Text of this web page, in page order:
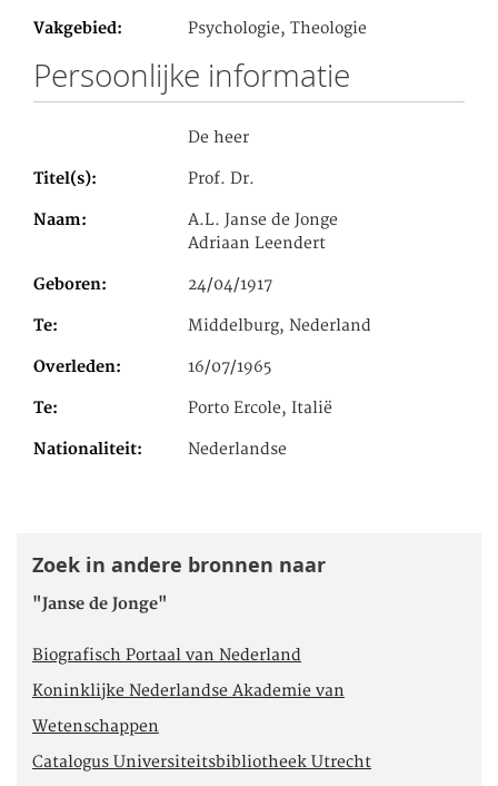
Vakgebied Psychologie, Theologie
Persoonlijke informatie
De heer
Titel(s) Prof. Dr.
Naam
A.L. Janse de Jonge
Adriaan Leendert
Geboren 24/04/1917
Te Middelburg, Nederland
Overleden 16/07/1965
Te Porto Ercole, Italië
Nationaliteit Nederlandse
Zoek in andere bronnen naar
"Janse de Jonge"
Biografisch Portaal van Nederland
Koninklijke Nederlandse Akademie van
Wetenschappen
Catalogus Universiteitsbibliotheek Utrecht